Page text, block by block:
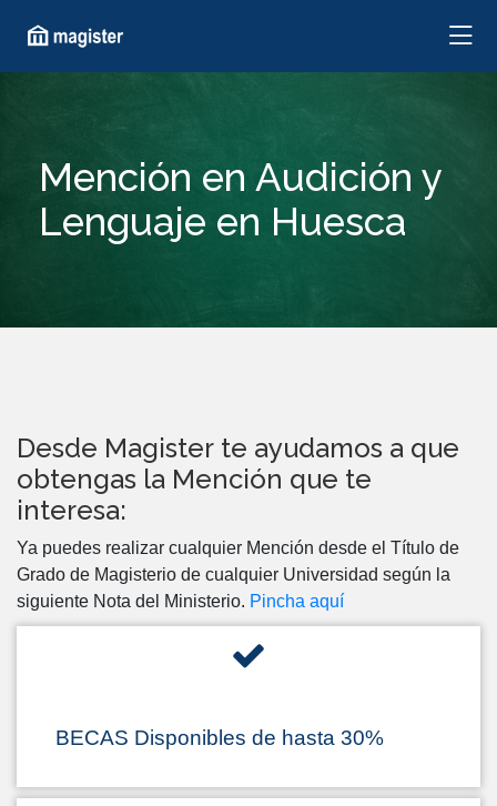
Mención en Audición y
Lenguaje en Huesca
Desde Magister te ayudamos a que
obtengas la Mención que te
interesa:
Ya puedes realizar cualquier Mención desde el Título de
Grado de Magisterio de cualquier Universidad según la
siguiente Nota del Ministerio. Pincha aquí
BECAS Disponibles de hasta 30%